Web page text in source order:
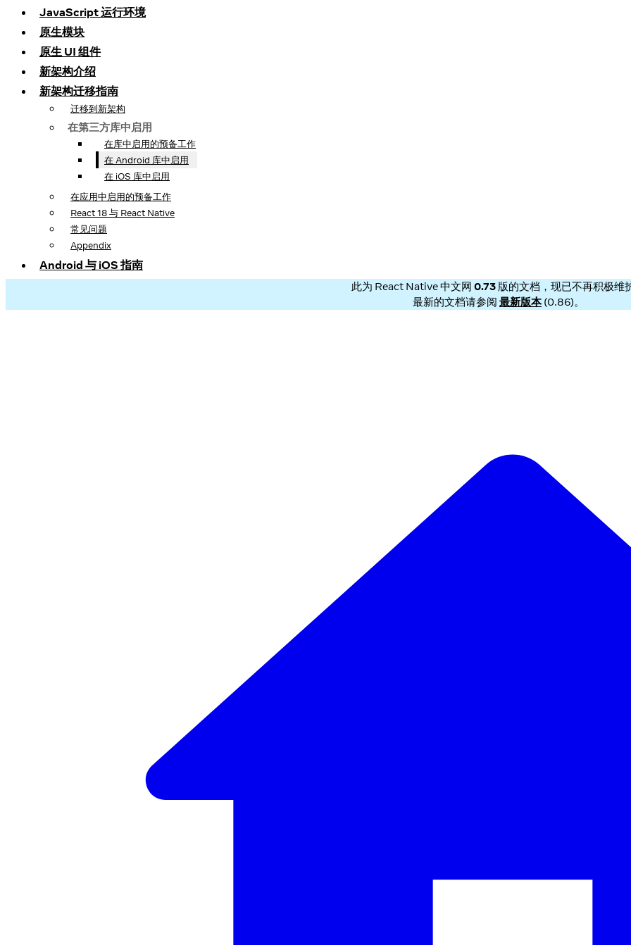
JavaScript 运行环境
原生模块
原生 UI 组件
新架构介绍
新架构迁移指南
迁移到新架构
在第三方库中启用
在库中启用的预备工作
在 Android 库中启用
在 iOS 库中启用
在应用中启用的预备工作
React 18 与 React Native
常见问题
Appendix
Android 与 iOS 指南
此为 React Native 中文网 0.73 版的文档，现已不再积极维
最新的文档请参阅 最新版本(0.86)。